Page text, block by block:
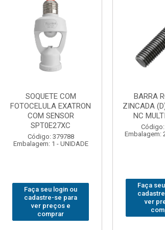
BARRA ROSCADA
ZINCADA (D) 5/16”X1MT
NC MULTIBARRAS
Código: 379806
Embalagem: 20 - UNIDADE
Faça seu login ou
cadastre-se para
ver preços e
comprar
JOMARCA
Embalagem:
Faça
ver